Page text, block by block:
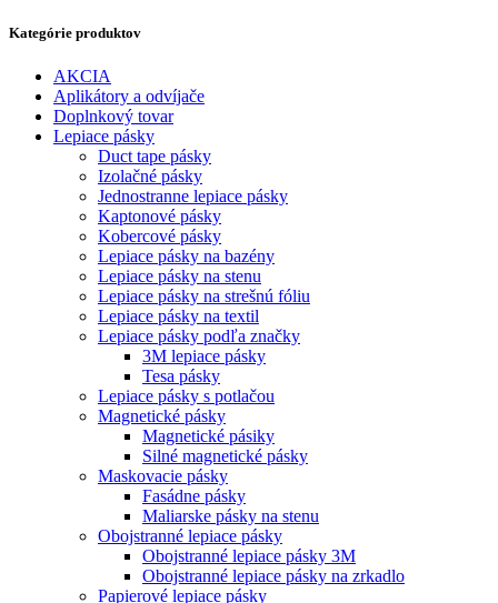
Kategórie produktov
AKCIA
Aplikátory a odvíjače
Doplnkový tovar
Lepiace pásky
Duct tape pásky
Izolačné pásky
Jednostranne lepiace pásky
Kaptonové pásky
Kobercové pásky
Lepiace pásky na bazény
Lepiace pásky na stenu
Lepiace pásky na strešnú fóliu
Lepiace pásky na textil
Lepiace pásky podľa značky
3M lepiace pásky
Tesa pásky
Lepiace pásky s potlačou
Magnetické pásky
Magnetické pásiky
Silné magnetické pásky
Maskovacie pásky
Fasádne pásky
Maliarske pásky na stenu
Obojstranné lepiace pásky
Obojstranné lepiace pásky 3M
Obojstranné lepiace pásky na zrkadlo
Papierové lepiace pásky